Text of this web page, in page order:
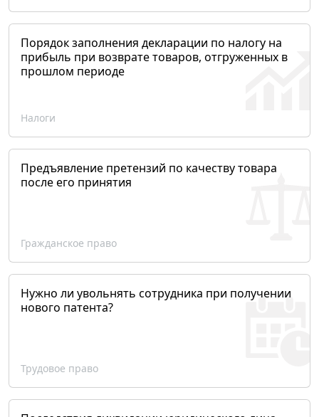
Порядок заполнения декларации по налогу на
прибыль при возврате товаров, отгруженных в
прошлом периоде
Налоги
Предъявление претензий по качеству товара
после его принятия
Гражданское право
Нужно ли увольнять сотрудника при получении
нового патента?
Трудовое право